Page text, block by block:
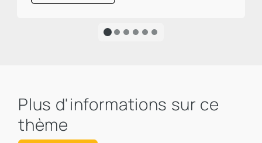
responsable d'environ un tiers des émissions
appelle à l'action et souligne clairement
Plus d'informations sur ce
thème